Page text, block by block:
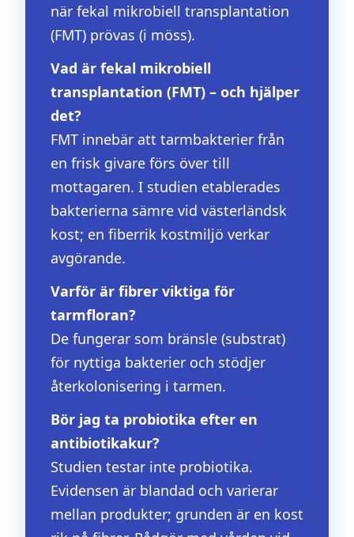
när fekal mikrobiell transplantation
(FMT) prövas (i möss).
Vad är fekal mikrobiell
transplantation (FMT) – och hjälper
det?
FMT innebär att tarmbakterier från
en frisk givare förs över till
mottagaren. I studien etablerades
bakterierna sämre vid västerländsk
kost; en fiberrik kostmiljö verkar
avgörande.
Varför är fibrer viktiga för
tarmfloran?
De fungerar som bränsle (substrat)
för nyttiga bakterier och stödjer
återkolonisering i tarmen.
Bör jag ta probiotika efter en
antibiotikakur?
Studien testar inte probiotika.
Evidensen är blandad och varierar
mellan produkter; grunden är en kost